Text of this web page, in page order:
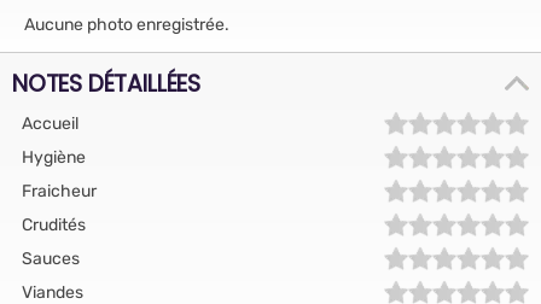
Aucune photo enregistrée.
NOTES DÉTAILLÉES
Accueil
Hygiène
Fraicheur
Crudités
Sauces
Viandes